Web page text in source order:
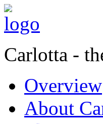
Carlotta -
Overview
About